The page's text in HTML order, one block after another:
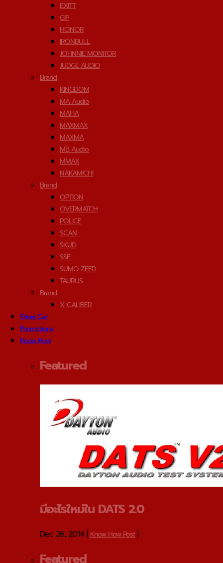
EXITT
GIP
HONOR
IRONBULL
JOHNNIE MONITOR
JUDGE AUDIO
Brand
KINGDOM
MA Audio
MAFIA
MAXMAX
MAXMA
MB Audio
MMAX
NAKAMICHI
Brand
OPTION
OVERMATCH
POLICE
SCAN
SKUD
SSF
SUMO ZEED
TAURUS
Brand
X-CALIBER
Show Car
Promotions
Know How
Featured
มีอะไรใหม่ใน DATS 2.0
Dec 26, 2014| Know How Post|
Featured